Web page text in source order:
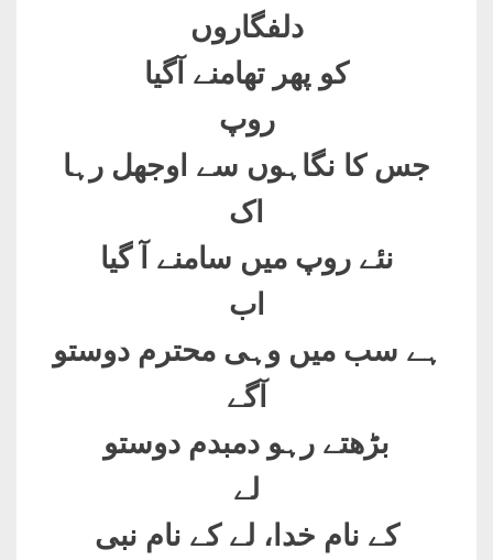
دلفگاروں
کو پھر تھامنے آگیا
روپ
جس کا نگاہوں سے اوجھل رہا
اک
نئے روپ میں سامنے آ گیا
اب
ہے سب میں وہی محترم دوستو
آگے
بڑھتے رہو دمبدم دوستو
لے
کے نام خدا، لے کے نام نبی